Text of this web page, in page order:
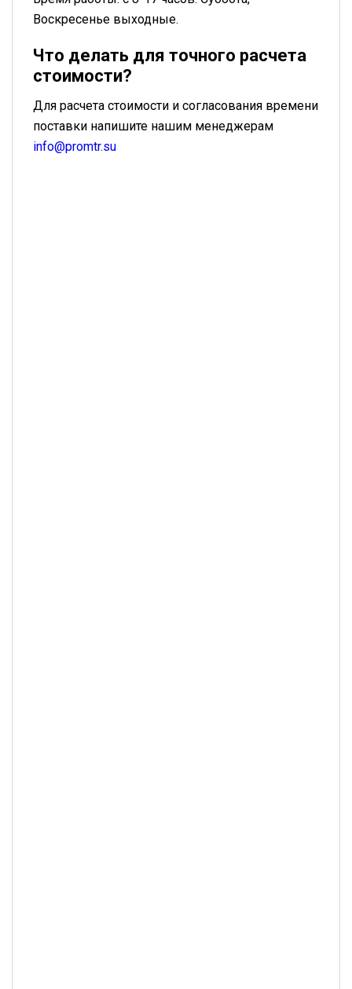
Воскресенье выходные.
Что делать для точного расчета
стоимости?
Для расчета стоимости и согласования времени
поставки напишите нашим менеджерам
info@promtr.su